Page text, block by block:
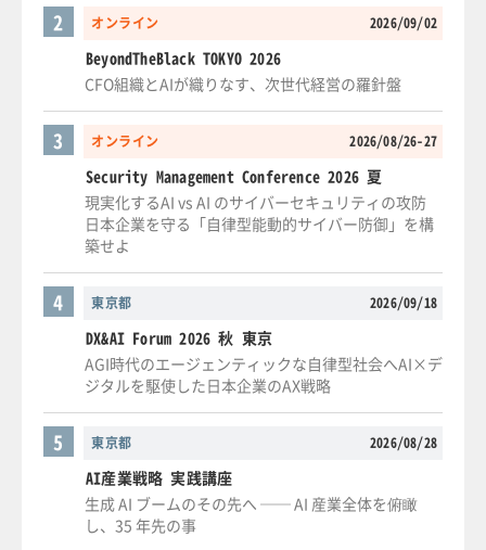
オンライン 2026/09/02
2
BeyondTheBlack TOKYO 2026
CFO組織とAIが織りなす、次世代経営の羅針盤
オンライン 2026/08/26-27
3
Security Management Conference 2026 夏
現実化するAI vs AI のサイバーセキュリティの攻防
日本企業を守る「自律型能動的サイバー防御」を構
築せよ
東京都 2026/09/18
4
DX&AI Forum 2026 秋 東京
AGI時代のエージェンティックな自律型社会へAI×デ
ジタルを駆使した日本企業のAX戦略
東京都 2026/08/28
5
AI産業戦略 実践講座
生成 AI ブームのその先へ ── AI 産業全体を俯瞰
し、35 年先の事